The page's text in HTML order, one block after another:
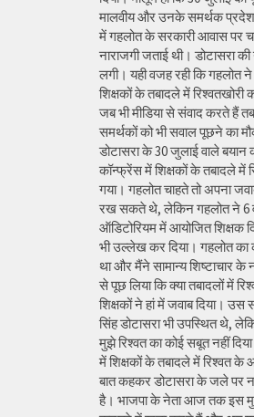
मालवीय और उनके समर्थक
में गहलोत के सरकारी आवास पर
नाराजगी जताई थी। डोटासरा
लगी। यही वजह रही कि गहलोत
शिक्षकों के तबादले में रिश्वतखोरी
जब भी मीडिया से संवाद करते हैं
समर्थकों को भी सवाल पूछने का
डोटासरा के 30 जुलाई वाले
कॉन्फ्रेंस में शिक्षकों के तबादले में
गया। गहलोत चाहते तो अपना
रख सकते थे, लेकिन गहलोत ने 6
ऑडिटोरियम में आयोजित शिक्षक
भी उल्लेख कर दिया। गहलोत का
था और मैंने सामान्य शिष्टाचार के
से पूछ लिया कि क्या तबादलों में
शिक्षकों ने हां में जवाब दिया। उस
सिंह डोटासरा भी उपस्थित थे,
मुझे रिश्वत का कोई सबूत नहीं
में शिक्षकों के तबादले में रिश्वत
बात कहकर डोटासरा के जले पर
है। भाजपा के नेता आज तक इस